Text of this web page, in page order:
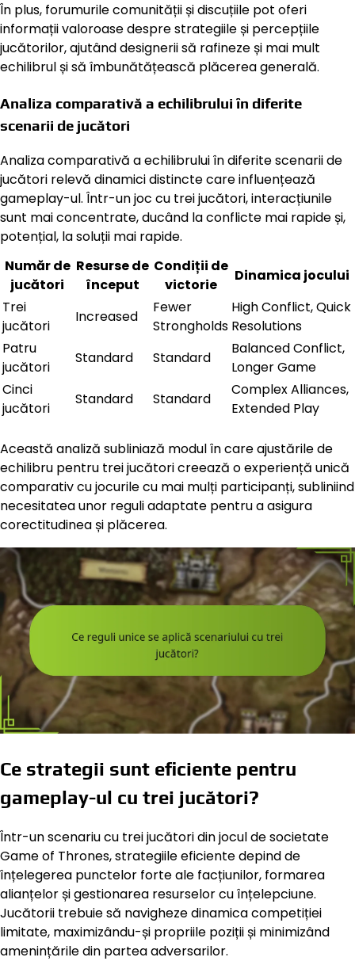
În plus, forumurile comunității și discuțiile pot oferi
informații valoroase despre strategiile și percepțiile
jucătorilor, ajutând designerii să rafineze și mai mult
echilibrul și să îmbunătățească plăcerea generală.
Analiza comparativă a echilibrului în diferite
scenarii de jucători
Analiza comparativă a echilibrului în diferite scenarii de
jucători relevă dinamici distincte care influențează
gameplay-ul. Într-un joc cu trei jucători, interacțiunile
sunt mai concentrate, ducând la conflicte mai rapide și,
potențial, la soluții mai rapide.
Număr de
jucători
Resurse de
început
Condiții de
victorie
Dinamica jocului
Trei
jucători
Increased
Fewer
Strongholds
High Conflict, Quick
Resolutions
Patru
jucători
Standard Standard
Balanced Conflict,
Longer Game
Cinci
jucători
Standard Standard
Complex Alliances,
Extended Play
Această analiză subliniază modul în care ajustările de
echilibru pentru trei jucători creează o experiență unică
comparativ cu jocurile cu mai mulți participanți, subliniind
necesitatea unor reguli adaptate pentru a asigura
corectitudinea și plăcerea.
Ce strategii sunt eficiente pentru
gameplay-ul cu trei jucători?
Într-un scenariu cu trei jucători din jocul de societate
Game of Thrones, strategiile eficiente depind de
înțelegerea punctelor forte ale facțiunilor, formarea
alianțelor și gestionarea resurselor cu înțelepciune.
Jucătorii trebuie să navigheze dinamica competiției
limitate, maximizându-și propriile poziții și minimizând
amenințările din partea adversarilor.